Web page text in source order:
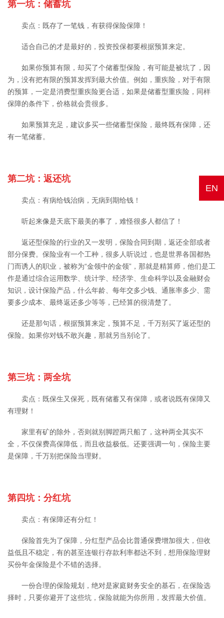
EN
第一坑：储蓄坑
卖点：既存了一笔钱，有获得保险保障！
适合自己的才是最好的，投资投保都要根据预算来定。
如果你预算有限，却买了个储蓄型保险，有可能是被坑了，因
为，没有把有限的预算发挥到最大价值。例如，重疾险，对于有限
的预算，一定是消费型重疾险更合适，如果是储蓄型重疾险，同样
保障的条件下，价格就会贵很多。
如果预算充足，建议多买一些储蓄型保险，最终既有保障，还
有一笔储蓄。
第二坑：返还坑
卖点：有病给钱治病，无病到期给钱！
听起来像是天底下最美的事了，难怪很多人都信了！
返还型保险的行业的又一发明，保险合同到期，返还全部或者
部分保费。保险业有一个工种，很多人听说过，也是世界各国都热
门而诱人的职业，被称为“金领中的金领”，那就是精算师，他们是工
作是通过综合运用数学、统计学、经济学、生命科学以及金融财会
知识，设计保险产品，什么年龄、每年交多少钱、通胀率多少、需
要多少成本、最终返还多少等等，已经算的很清楚了。
还是那句话，根据预算来定，预算不足，千万别买了返还型的
保险。如果你对钱不敢兴趣，那就另当别论了。
第三坑：两全坑
卖点：既保生又保死，既有储蓄又有保障，或者说既有保障又
有理财！
家里有矿的除外，否则就别脚蹬两只船了，这种两全其实不
全，不仅保费高保障低，而且收益极低。还要强调一句，保险主要
是保障，千万别把保险当理财。
第四坑：分红坑
卖点：有保障还有分红！
保险首先为了保障，分红型产品会比普通保费增加很大，但收
益低且不稳定，有的甚至连银行存款利率都达不到，想用保险理财
买份年金保险是个不错的选择。
一份合理的保险规划，绝对是家庭财务安全的基石，在保险选
择时，只要你避开了这些坑，保险就能为你所用，发挥最大价值。